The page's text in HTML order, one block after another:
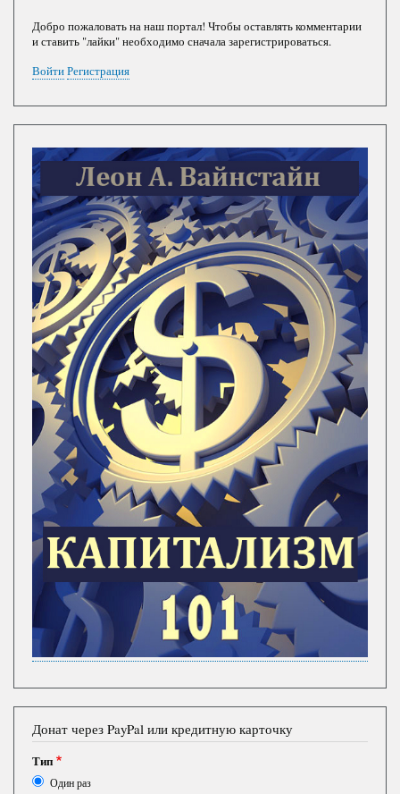
Добро пожаловать на наш портал! Чтобы оставлять комментарии
и ставить "лайки" необходимо сначала зарегистрироваться.
ВойтиРегистрация
Донат через PayPal или кредитную карточку
Тип
Один раз